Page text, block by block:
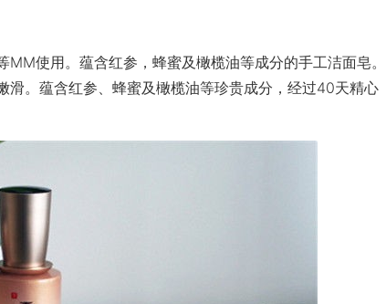
使用。蕴含红参，蜂蜜及橄榄油等成分的手工洁面皂。
滑。蕴含红参、蜂蜜及橄榄油等珍贵成分，经过40天精心